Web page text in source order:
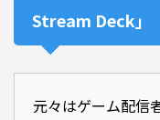
Stream Deck」
元々はゲーム配信